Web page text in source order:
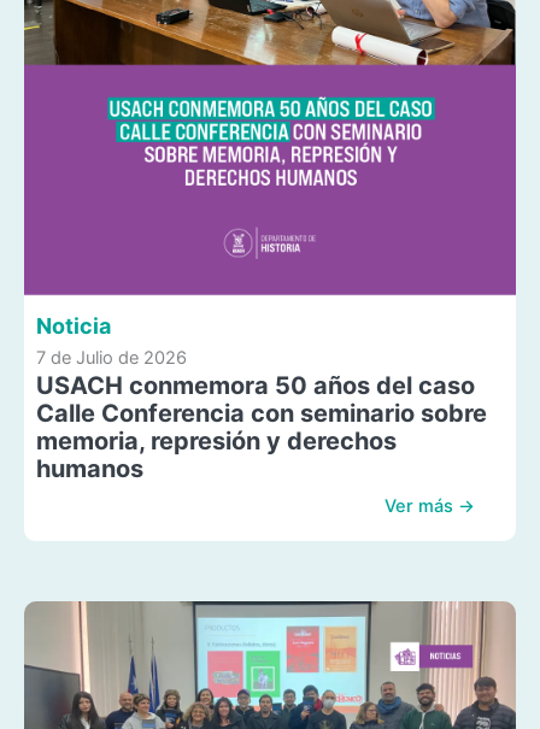
Noticia
7 de Julio de 2026
USACH conmemora 50 años del caso
Calle Conferencia con seminario sobre
memoria, represión y derechos
humanos
Ver más →